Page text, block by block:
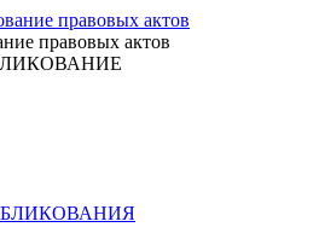
правовых актов